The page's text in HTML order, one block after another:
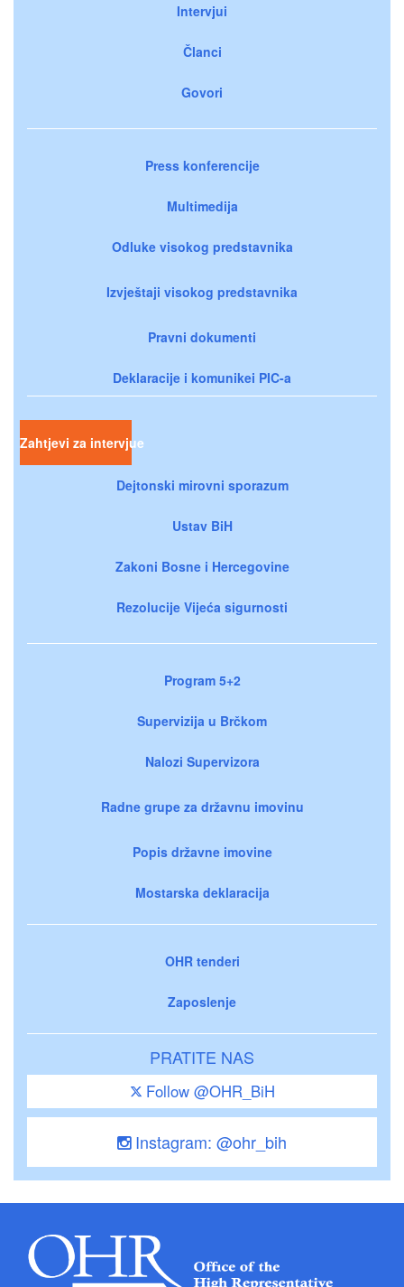
Intervjui
Članci
Govori
Press konferencije
Multimedija
Odluke visokog predstavnika
Izvještaji visokog predstavnika
Pravni dokumenti
Deklaracije i komunikei PIC-a
Zahtjevi za intervjue
Dejtonski mirovni sporazum
Ustav BiH
Zakoni Bosne i Hercegovine
Rezolucije Vijeća sigurnosti
Program 5+2
Supervizija u Brčkom
Nalozi Supervizora
Radne grupe za državnu imovinu
Popis državne imovine
Mostarska deklaracija
OHR tenderi
Zaposlenje
PRATITE NAS
Follow @OHR_BiH
Instagram: @ohr_bih